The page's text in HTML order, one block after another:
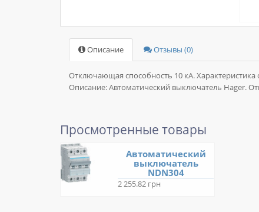
Описание Отзывы (0)
Отключающая способность 10 кА.
Описание:Автоматический выключатель Hager.
Просмотренные товары
Автоматический
выключатель
NDN304
2 255.82 грн